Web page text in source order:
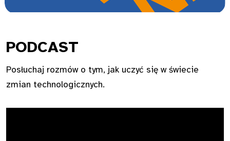
PODCAST
Posłuchaj rozmów o tym, jak uczyć się w świecie
zmian technologicznych.